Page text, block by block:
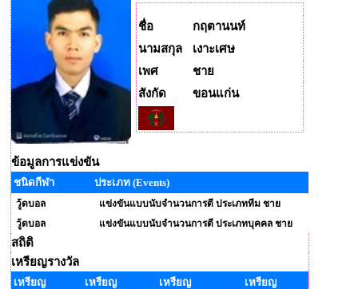
ชื่อ
กฤตานนท์
นามสกุล
เงาะเศษ
เพศ
ชาย
สังกัด
ขอนแก่น
ข้อมูลการแข่งขัน
ชนิดกีฬา ประเภท (Events)
วู้ดบอล
แข่งขันแบบนับจำนวนการตี ประเภททีม ชาย
วู้ดบอล
แข่งขันแบบนับจำนวนการตี ประเภทบุคคล ชาย
สถิติ
เหรียญรางวัล
เหรียญ
เหรียญ
เหรียญ
เหรียญ